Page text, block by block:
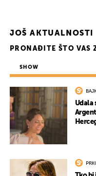
JOŠ AKTUALNOSTI
PRONAĐITE ŠTO VAS
SHOW
Udala